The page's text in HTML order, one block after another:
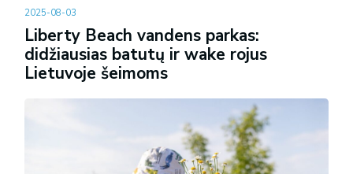
2025-08-03
Liberty Beach vandens parkas:
didžiausias batutų ir wake rojus
Lietuvoje šeimoms